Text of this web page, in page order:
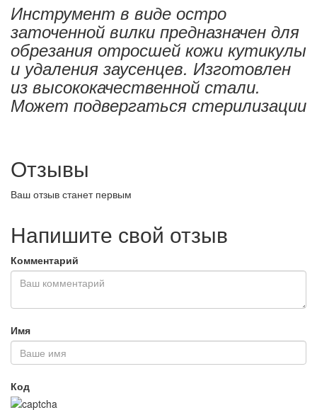
Инструмент в виде остро
заточенной вилки предназначен для
обрезания отросшей кожи кутикулы
и удаления заусенцев. Изготовлен
из высококачественной стали.
Может подвергаться стерилизации
Отзывы
Ваш отзыв станет первым
Напишите свой отзыв
Комментарий
Имя
Код